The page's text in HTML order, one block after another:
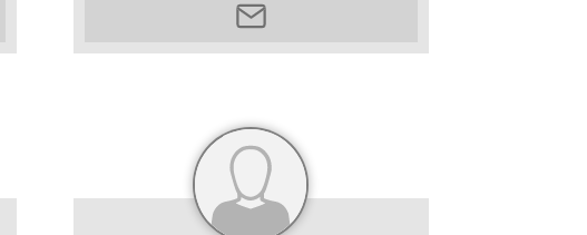
luca.michelotti@autosilver.it